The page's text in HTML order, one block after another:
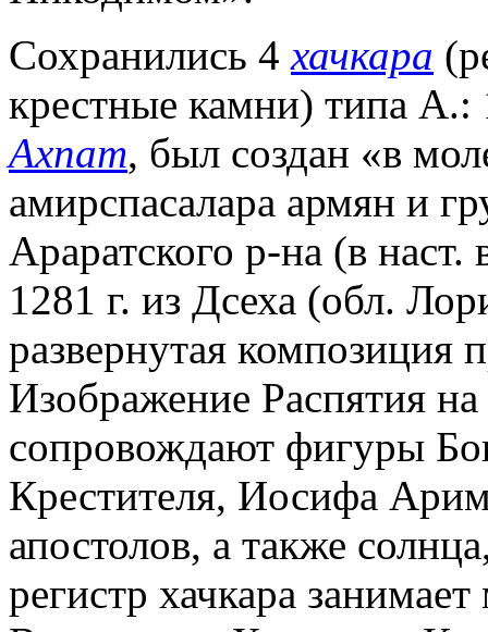
Сохранились 4хачкара
крестные камни) типа А.:
Ахпат, был создан «в
амирспасалара армян и
Араратского р-на (в
1281 г. из Дсеха (обл.
развернутая композиция
Изображение Распятия
сопровождают фигуры
Крестителя, Иосифа
апостолов, а также
регистр хачкара